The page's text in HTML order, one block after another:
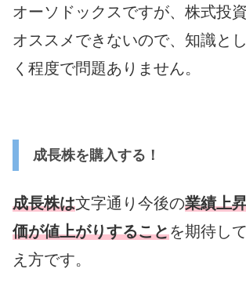
オーソドックスですが、株式投
オススメできないので、知識と
く程度で問題ありません。
成長株を購入する！
成長株は文字通り今後の業績上
価が値上がりすることを期待し
え方です。